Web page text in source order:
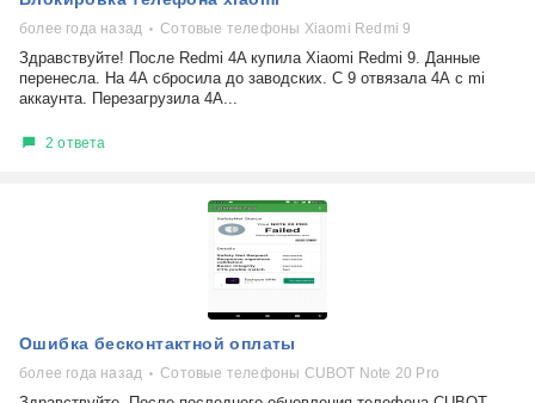
более года назад Сотовые телефоны Xiaomi Redmi 9
Здравствуйте! После Redmi 4A купила Xiaomi Redmi 9. Данные
перенесла. На 4А сбросила до заводских. С 9 отвязала 4А с mi
аккаунта. Перезагрузила 4А...
2 ответа
Ошибка бесконтактной оплаты
более года назад Сотовые телефоны CUBOT Note 20 Pro